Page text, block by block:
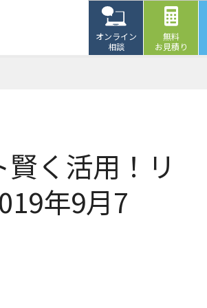
オンライン
相談
無料
お見積り
く活用！リ
年9月7